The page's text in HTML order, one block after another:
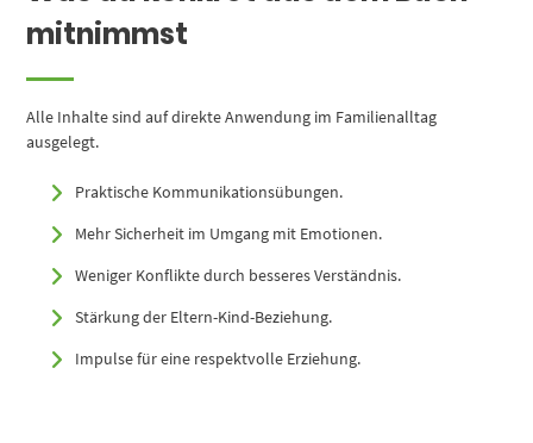
mitnimmst
Alle Inhalte sind auf direkte Anwendung im Familienalltag
ausgelegt.
Praktische Kommunikationsübungen.
Mehr Sicherheit im Umgang mit Emotionen.
Weniger Konflikte durch besseres Verständnis.
Stärkung der Eltern-Kind-Beziehung.
Impulse für eine respektvolle Erziehung.